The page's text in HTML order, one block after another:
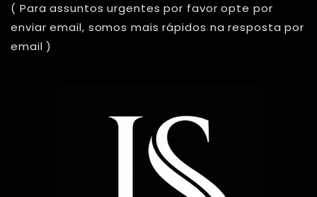
( Para assuntos urgentes por favor opte por
enviar email, somos mais rápidos na resposta por
email )